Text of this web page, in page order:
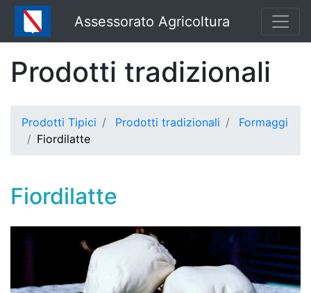
Assessorato Agricoltura
Prodotti tradizionali
Prodotti Tipici Prodotti tradizionali
Formaggi
Fiordilatte
Fiordilatte